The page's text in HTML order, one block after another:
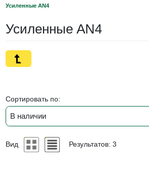
Усиленные AN4
Усиленные AN4
Сортировать по:
В наличии
Вид Результатов: 3